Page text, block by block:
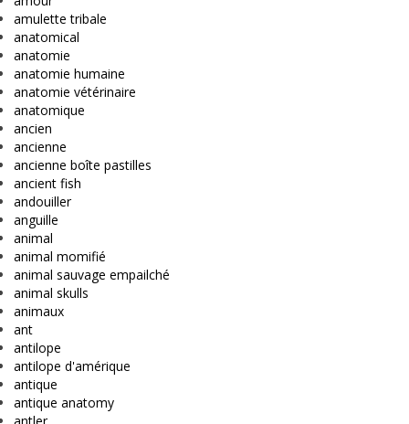
amulette tribale
anatomical
anatomie
anatomie humaine
anatomie vétérinaire
anatomique
ancien
ancienne
ancienne boîte pastilles
ancient fish
andouiller
anguille
animal
animal momifié
animal sauvage empailché
animal skulls
animaux
ant
antilope
antilope d'amérique
antique
antique anatomy
antler